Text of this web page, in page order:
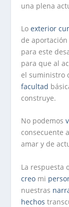
una plena
Loexterior
de
para este
para que al
el suministro
facultad
construye.
No podemos
consecuente
amar y de
La respuesta
creo mi
nuestras
hechos